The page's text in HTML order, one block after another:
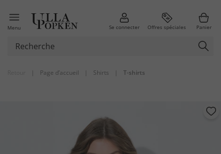
Menu Se connecter Offres spéciales Panier
| Page d’accueil | Shirts | T-shirts